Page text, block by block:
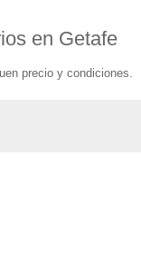
en Getafe
precio y condiciones.